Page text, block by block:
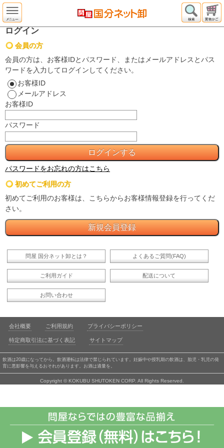
ログイン
会員の方
会員の方は、お客様IDとパスワード、またはメールアドレスとパス
ワードを入力してログインしてください。
お客様ID
メールアドレス
お客様ID
パスワード
パスワードをお忘れの方はこちら
初めてご利用の方
初めてご利用のお客様は、こちらからお客様情報登録を行ってくだ
さい。
問屋 国分ネット卸とは？ よくあるご質問(FAQ)
ご利用ガイド 配送について
お問い合わせ
会社概要 ご利用規約 プライバシーポリシー
特定商取引法に基づく表記 サイトマップ
飲酒は20歳になってから。飲酒運転は法律で禁じられています。妊娠中や授乳期の飲酒は、胎児・乳児の発
育に悪影響を与えるおそれがあります。お酒は適量を。
Copyright © KOKUBU SHUTOKEN CORP. All Rights Reserved.